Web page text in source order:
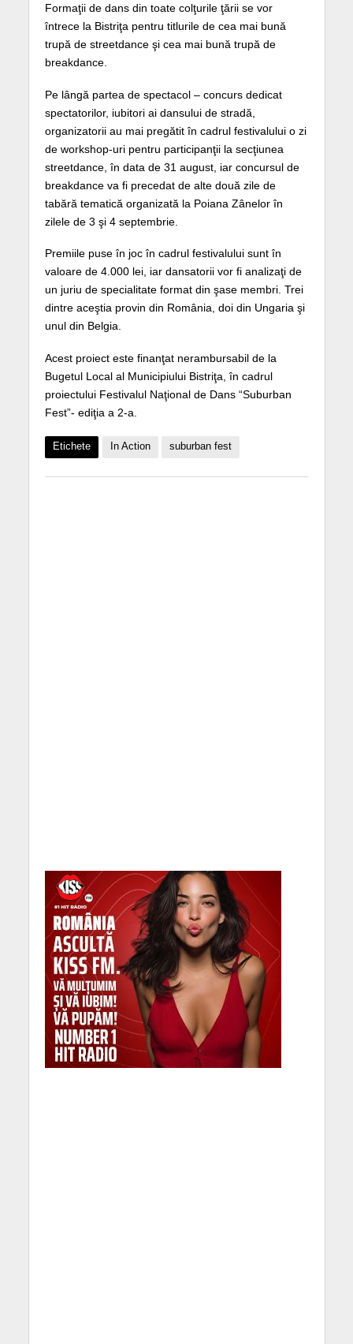
Formaţii de dans din toate colţurile ţării se vor
întrece la Bistriţa pentru titlurile de cea mai bună
trupă de streetdance şi cea mai bună trupă de
breakdance.
Pe lângă partea de spectacol – concurs dedicat
spectatorilor, iubitori ai dansului de stradă,
organizatorii au mai pregătit în cadrul festivalului o zi
de workshop-uri pentru participanţii la secţiunea
streetdance, în data de 31 august, iar concursul de
breakdance va fi precedat de alte două zile de
tabără tematică organizată la Poiana Zânelor în
zilele de 3 şi 4 septembrie.
Premiile puse în joc în cadrul festivalului sunt în
valoare de 4.000 lei, iar dansatorii vor fi analizaţi de
un juriu de specialitate format din şase membri. Trei
dintre aceştia provin din România, doi din Ungaria şi
unul din Belgia.
Acest proiect este finanţat nerambursabil de la
Bugetul Local al Municipiului Bistriţa, în cadrul
proiectului Festivalul Naţional de Dans “Suburban
Fest”- ediţia a 2-a.
Etichete In Action suburban fest